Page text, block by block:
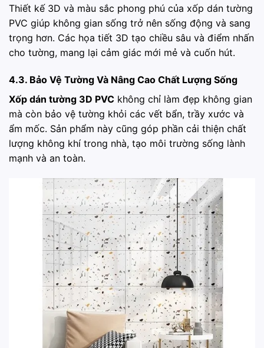
Thiết kế 3D và màu sắc phong phú của xốp dán tường
PVC giúp không gian sống trở nên sống động và sang
trọng hơn. Các họa tiết 3D tạo chiều sâu và điểm nhấn
cho tường, mang lại cảm giác mới mẻ và cuốn hút.
4.3. Bảo Vệ Tường Và Nâng Cao Chất Lượng Sống
Xốp dán tường 3D PVC không chỉ làm đẹp không gian
mà còn bảo vệ tường khỏi các vết bẩn, trầy xước và
ẩm mốc. Sản phẩm này cũng góp phần cải thiện chất
lượng không khí trong nhà, tạo môi trường sống lành
mạnh và an toàn.